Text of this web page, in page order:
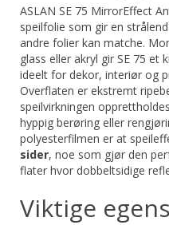
ASLAN SE 75 MirrorEffect
speilfolie som gir en
andre folier kan matche.
glass eller akryl gir SE 75 et
ideelt for dekor, interiør og
Overflaten er ekstremt
speilvirkningen
hyppig berøring eller
polyesterfilmen er at
sider, noe som gjør den
flater hvor dobbeltsidige
Viktige